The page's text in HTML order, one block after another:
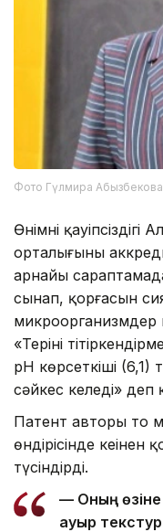
Фото Гүлмира
Өнімнің
орталығының
арнайы
сынап, қорғасын
микроорганизмдер
«Теріні
pH көрсеткіші (6,1)
сәйкес келеді» деп
Патент авторы тоң
өндірісінде
түсіндірді.
— Оның өзіне
ауыр